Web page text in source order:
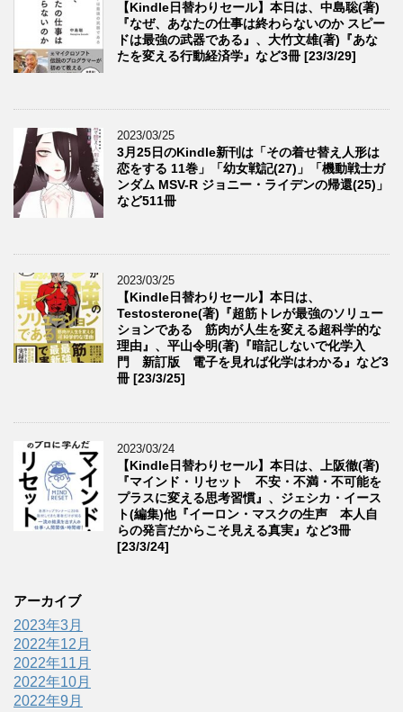
【Kindle日替わりセール】本日は、中島聡(著)
『なぜ、あなたの仕事は終わらないのか スピー
ドは最強の武器である』、大竹文雄(著)『あな
たを変える行動経済学』など3冊 [23/3/29]
2023/03/25
3月25日のKindle新刊は「その着せ替え人形は
恋をする 11巻」「幼女戦記(27)」「機動戦士ガ
ンダム MSV-R ジョニー・ライデンの帰還(25)」
など511冊
2023/03/25
【Kindle日替わりセール】本日は、
Testosterone(著)『超筋トレが最強のソリュー
ションである 筋肉が人生を変える超科学的な
理由』、平山令明(著)『暗記しないで化学入
門 新訂版 電子を見れば化学はわかる』など3
冊 [23/3/25]
2023/03/24
【Kindle日替わりセール】本日は、上阪徹(著)
『マインド・リセット 不安・不満・不可能を
プラスに変える思考習慣』、ジェシカ・イース
ト(編集)他『イーロン・マスクの生声 本人自
らの発言だからこそ見える真実』など3冊
[23/3/24]
アーカイブ
2023年3月
2022年12月
2022年11月
2022年10月
2022年9月